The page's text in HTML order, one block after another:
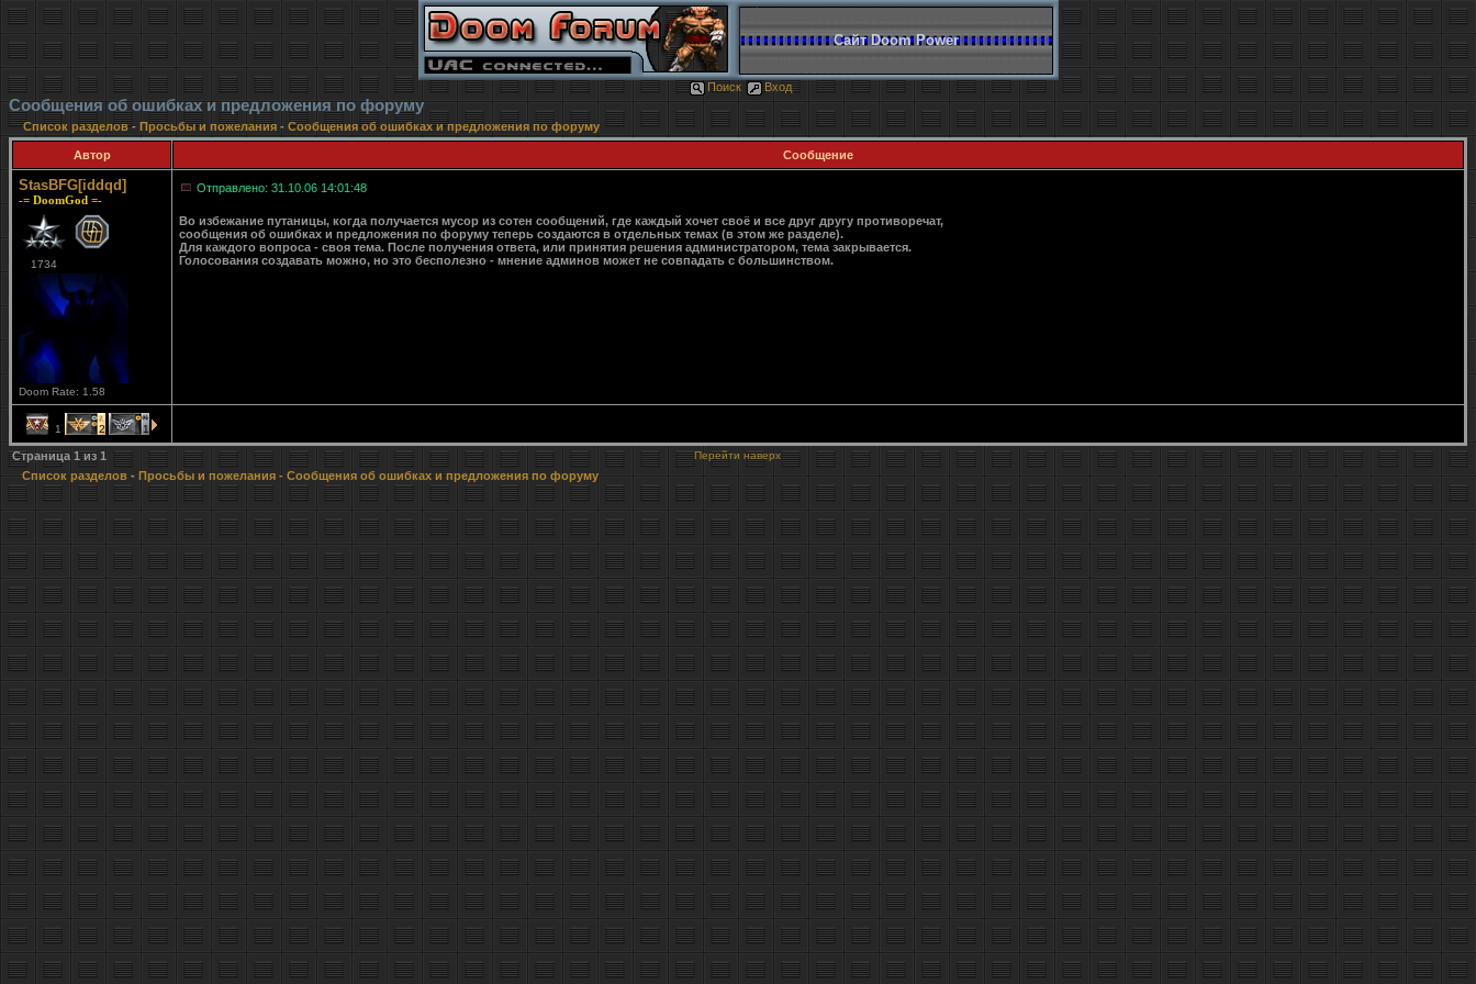
Сайт Doom Power
Поиск Вход
Сообщения об ошибках и предложения по форуму
Список разделов- Просьбы и пожелания - Сообщения об ошибках и предложения по форуму
Автор Сообщение
StasBFG[iddqd]
-= DoomGod =-
1734
Doom Rate: 1.58
Отправлено: 31.10.06 14:01:48
Во избежание путаницы, когда получается мусор из сотен сообщений, где каждый хочет своё и все друг другу противоречат,
сообщения об ошибках и предложения по форуму теперь создаются в отдельных темах (в этом же разделе).
Для каждого вопроса - своя тема. После получения ответа, или принятия решения администратором, тема закрывается.
Голосования создавать можно, но это бесполезно - мнение админов может не совпадать с большинством.
1 2 1
Страница 1из 1 Перейти наверх
Список разделов - Просьбы и пожелания - Сообщения об ошибках и предложения по форуму